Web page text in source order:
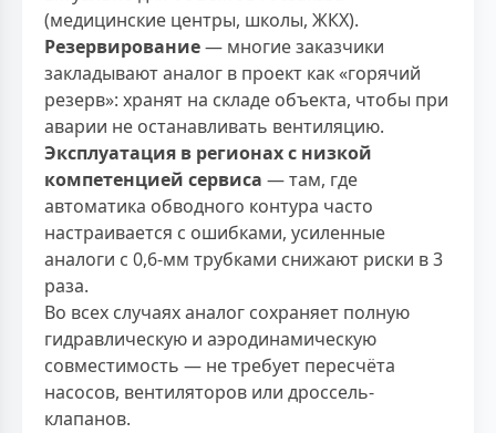
(медицинские центры, школы, ЖКХ).
Резервирование— многие заказчики
закладывают аналог в проект как «горячий
резерв»: хранят на складе объекта, чтобы при
аварии не останавливать вентиляцию.
Эксплуатация в регионах с низкой
компетенцией сервиса — там, где
автоматика обводного контура часто
настраивается с ошибками, усиленные
аналоги с 0,6-мм трубками снижают риски в 3
раза.
Во всех случаях аналог сохраняет полную
гидравлическую и аэродинамическую
совместимость — не требует пересчёта
насосов, вентиляторов или дроссель-
клапанов.